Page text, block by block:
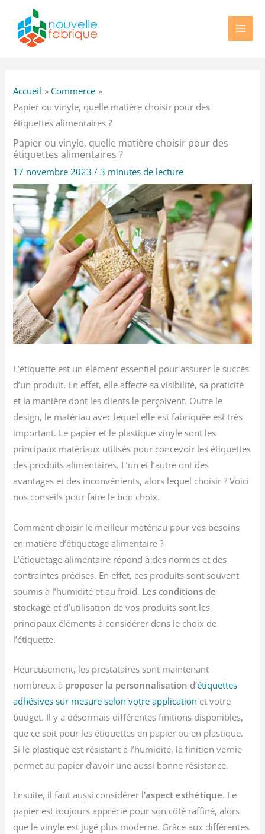
contenu
Accueil
Commerce
Papier ou vinyle, quelle matière choisir pour des
étiquettes alimentaires ?
Papier ou vinyle, quelle matière choisir pour des
étiquettes alimentaires ?
17 novembre 2023/3 minutes de lecture
L’étiquette est un élément essentiel pour assurer le succès
d’un produit. En effet, elle affecte sa visibilité, sa praticité
et la manière dont les clients le perçoivent. Outre le
design, le matériau avec lequel elle est fabriquée est très
important. Le papier et le plastique vinyle sont les
principaux matériaux utilisés pour concevoir les étiquettes
des produits alimentaires. L’un et l’autre ont des
avantages et des inconvénients, alors lequel choisir ? Voici
nos conseils pour faire le bon choix.
Comment choisir le meilleur matériau pour vos besoins
en matière d’étiquetage alimentaire ?
L’étiquetage alimentaire répond à des normes et des
contraintes précises. En effet, ces produits sont souvent
soumis à l’humidité et au froid. Les conditions de
stockage et d’utilisation de vos produits sont les
principaux éléments à considérer dans le choix de
l’étiquette.
Heureusement, les prestataires sont maintenant
nombreux à proposer la personnalisation d’étiquettes
adhésives sur mesure selon votre application et votre
budget. Il y a désormais différentes finitions disponibles,
que ce soit pour les étiquettes en papier ou en plastique.
Si le plastique est résistant à l’humidité, la finition vernie
permet au papier d’avoir une aussi bonne résistance.
Ensuite, il faut aussi considérer l’aspect esthétique. Le
papier est toujours apprécié pour son côté raffiné, alors
que le vinyle est jugé plus moderne. Grâce aux différentes